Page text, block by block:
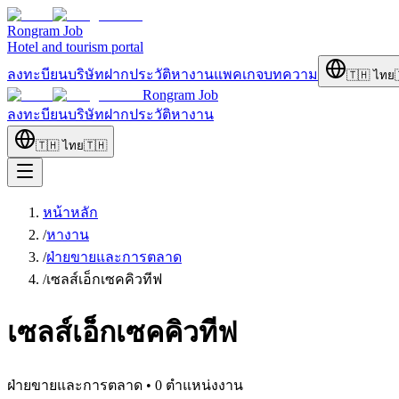
Rongram Job
Hotel and tourism portal
ลงทะบียนบริษัทฝากประวัติหางานแพคเกจบทความ 🇹🇭 ไทย
Rongram Job
ลงทะบียนบริษัทฝากประวัติหางาน
🇹🇭 ไทย🇹🇭
หน้าหลัก
/หางาน
/ฝ่ายขายและการตลาด
/เซลส์เอ็กเซคคิวทีฟ
เซลส์เอ็กเซคคิวทีฟ
ฝ่ายขายและการตลาด • 0 ตำแหน่งงาน